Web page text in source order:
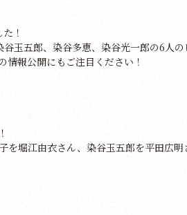
！
玉五郎、染谷多恵、染谷光一郎の6人の
報公開にもご注目ください！
を堀江由衣さん、染谷玉五郎を平田広